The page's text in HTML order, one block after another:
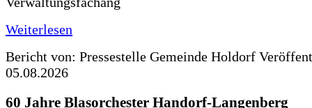
Weiterlesen
Bericht von: Pressestelle Gemeinde Holdorf
05.08.2026
60 Jahre Blasorchester Handorf-Langenberg